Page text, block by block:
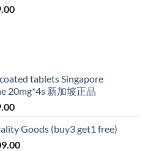
Price
tablets Singapore
20mg*4s 新加坡正品
Price
S$79.00
through
Goods (buy3 get1 free)
Price